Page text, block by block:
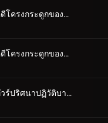
ตอนที่ 944 คดีโครงกระดูกของครูคนใหม่ (ตอนแรก)
ตอนที่ 945 คดีโครงกระดูกของครูคนใหม่ (ตอนจบ)
ตอนที่ 946 ทัวร์ปริศนาปฏิวัติบาคุมัตสึ (ภาคยามากุจิ)